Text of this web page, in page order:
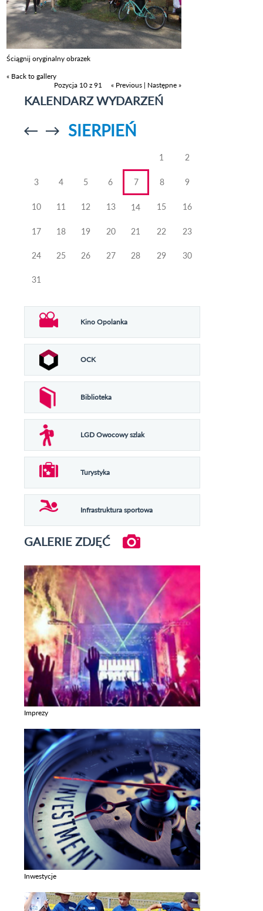
Ściągnij oryginalny obrazek
« Back to gallery
Pozycja 10 z 91
« Previous | Następne »
KALENDARZ WYDARZEŃ
Przejdź doPrzejdź do
SIERPIEŃ
1 2
3 4 5 6 7 8 9
10 11 12 13 14 15 16
17 18 19 20 21 22 23
24 25 26 27 28 29 30
31
Kino Opolanka
OCK
Biblioteka
LGD Owocowy szlak
Turystyka
Infrastruktura sportowa
GALERIE ZDJĘĆ
Imprezy
Inwestycje